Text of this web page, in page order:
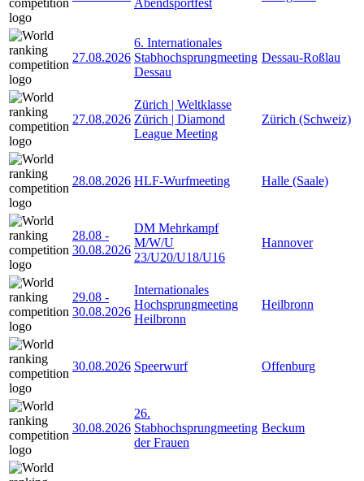
27.08.2026
6. Internationales
Stabhochsprungmeeting
Dessau
Dessau-Roßlau
27.08.2026
Zürich | Weltklasse
Zürich | Diamond
League Meeting
Zürich (Schweiz)
28.08.2026 HLF-Wurfmeeting Halle (Saale)
28.08 -
30.08.2026
DM Mehrkampf
M/W/U
23/U20/U18/U16
Hannover
29.08 -
30.08.2026
Internationales
Hochsprungmeeting
Heilbronn
Heilbronn
30.08.2026 Speerwurf Offenburg
30.08.2026
26.
Stabhochsprungmeeting
der Frauen
Beckum